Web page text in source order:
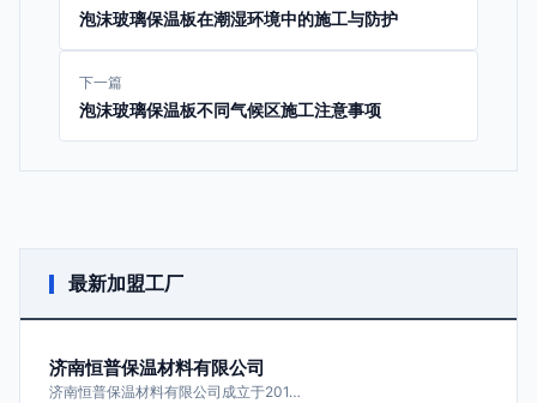
泡沫玻璃保温板在潮湿环境中的施工与防护
下一篇
泡沫玻璃保温板不同气候区施工注意事项
最新加盟工厂
济南恒普保温材料有限公司
济南恒普保温材料有限公司成立于201…